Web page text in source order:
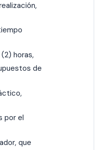
horas,
de
por el
que